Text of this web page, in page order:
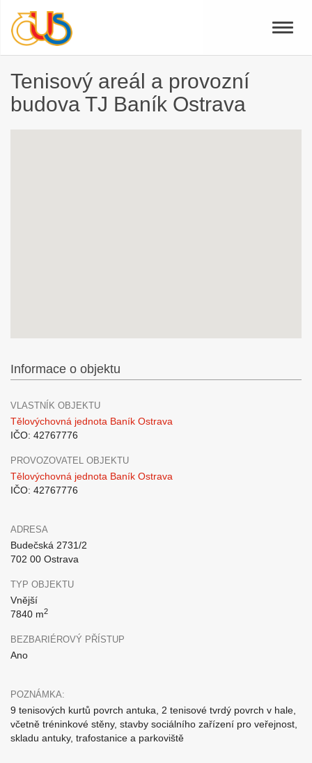
Toggle
Tenisový areál a provozní
budova TJ Baník Ostrava
Informace o objektu
VLASTNÍK OBJEKTU
Tělovýchovná jednota Baník Ostrava
IČO: 42767776
PROVOZOVATEL OBJEKTU
Tělovýchovná jednota Baník Ostrava
IČO: 42767776
ADRESA
Budečská 2731/2
702 00 Ostrava
TYP OBJEKTU
Vnější
7840 m2
BEZBARIÉROVÝ PŘÍSTUP
Ano
POZNÁMKA:
9 tenisových kurtů povrch antuka, 2 tenisové tvrdý povrch v hale,
včetně tréninkové stěny, stavby sociálního zařízení pro veřejnost,
skladu antuky, trafostanice a parkoviště